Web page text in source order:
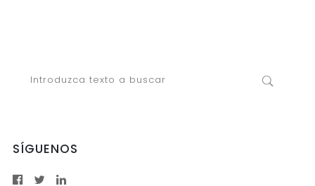
SÍGUENOS